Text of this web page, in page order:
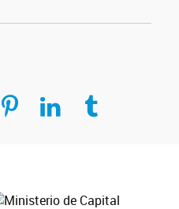
Compartir en Pinterest Compartir en Linkedin Compartir en Tumblr